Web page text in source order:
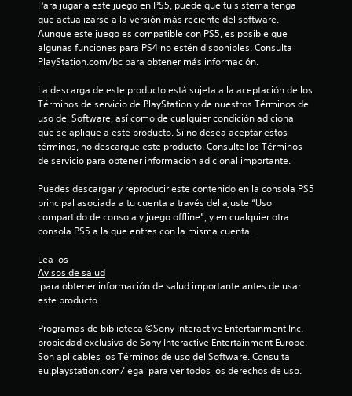
c
l
i
f
i
i
o
n
e
Para jugar a este juego en PS5, puede que tu sistema tenga
que actualizarse a la versión más reciente del software.
Aunque este juego es compatible con PS5, es posible que
algunas funciones para PS4 no estén disponibles. Consulta
PlayStation.com/bc para obtener más información.
La descarga de este producto está sujeta a la aceptación de los
Términos de servicio de PlayStation y de nuestros Términos de
uso del Software, así como de cualquier condición adicional
que se aplique a este producto. Si no desea aceptar estos
términos, no descargue este producto. Consulte los Términos
de servicio para obtener información adicional importante.
Puedes descargar y reproducir este contenido en la consola PS5
principal asociada a tu cuenta a través del ajuste “Uso
compartido de consola y juego offline”, y en cualquier otra
consola PS5 a la que entres con la misma cuenta.
Lea los
Avisos de salud
este producto.
Programas de biblioteca ©Sony Interactive Entertainment Inc.
propiedad exclusiva de Sony Interactive Entertainment Europe.
Son aplicables los Términos de uso del Software. Consulta
eu.playstation.com/legal para ver todos los derechos de uso.